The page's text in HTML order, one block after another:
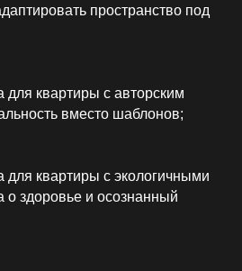
пространство под
квартиры с авторским
вместо шаблонов;
квартиры с экологичными
о здоровье и осознанный